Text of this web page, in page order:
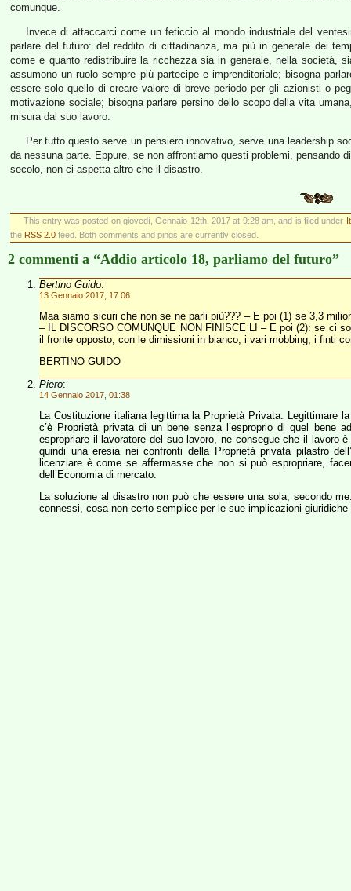
comunque.
Invece di attaccarci come un feticcio al mondo industriale del
parlare del futuro: del reddito di cittadinanza, ma più in generale dei
come e quanto redistribuire la ricchezza sia in generale, nella società,
assumono un ruolo sempre più partecipe e imprenditoriale; bisogna
essere solo quello di creare valore di breve periodo per gli azionisti o
motivazione sociale; bisogna parlare persino dello scopo della vita
misura dal suo lavoro.
Per tutto questo serve un pensiero innovativo, serve una leadership
da nessuna parte. Eppure, se non affrontiamo questi problemi, pensando
secolo, non ci aspetta altro che il disastro.
This entry was posted on giovedì, Gennaio 12th, 2017 at 9:28 am, and is filed under
the RSS 2.0 feed. Both comments and pings are currently closed.
2 commenti a “Addio articolo 18, parliamo del futuro”
Bertino Guido:
13 Gennaio 2017, 17:06
Maa siamo sicuri che non se ne parli più??? – E poi (1) se 3,3
– IL DISCORSO COMUNQUE NON FINISCE LI – E poi (2): se ci
il fronte opposto, con le dimissioni in bianco, i vari mobbing, i finti
BERTINO GUIDO
Piero:
14 Gennaio 2017, 01:38
La Costituzione italiana legittima la Proprietà Privata. Legittimare
c’è Proprietà privata di un bene senza l’esproprio di quel bene
espropriare il lavoratore del suo lavoro, ne consegue che il lavoro
quindi una eresia nei confronti della Proprietà privata pilastro
licenziare è come se affermasse che non si può espropriare,
dell’Economia di mercato.
La soluzione al disastro non può che essere una sola, secondo
connessi, cosa non certo semplice per le sue implicazioni